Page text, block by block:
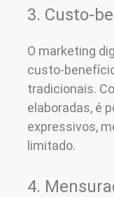
3. Custo-
O marketing
custo-
tradicionais.
elaboradas, é
expressivos,
limitado.
4.